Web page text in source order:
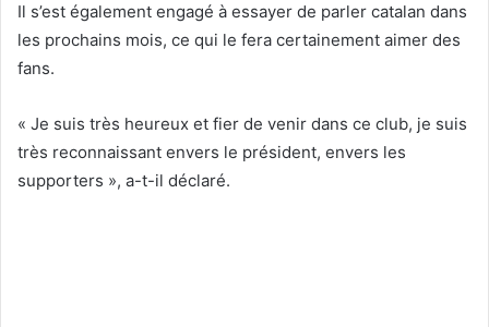
Il s’est également engagé à essayer de parler catalan dans
les prochains mois, ce qui le fera certainement aimer des
fans.
« Je suis très heureux et fier de venir dans ce club, je suis
très reconnaissant envers le président, envers les
supporters », a-t-il déclaré.